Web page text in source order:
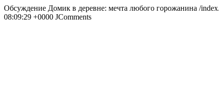
Обсуждение Домик в деревне: мечта любого горожанина /
08:09:29 +0000 JComments